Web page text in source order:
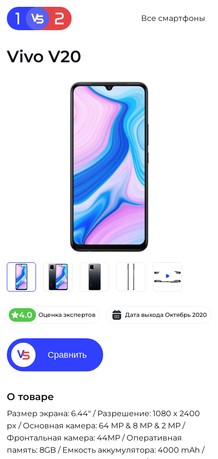
Все смартфоны
Vivo V20
4.0 Оценка экспертов Дата выхода Октябрь 2020
Сравнить
О товаре
Размер экрана: 6.44" / Разрешение: 1080 x 2400
px / Основная камера: 64 MP & 8 MP & 2 MP /
Фронтальная камера: 44MP / Оперативная
память: 8GB / Емкость аккумулятора: 4000 mAh /